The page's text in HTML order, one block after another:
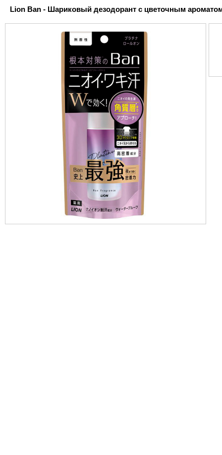
Lion Ban - Шариковый дезодорант с цветочным